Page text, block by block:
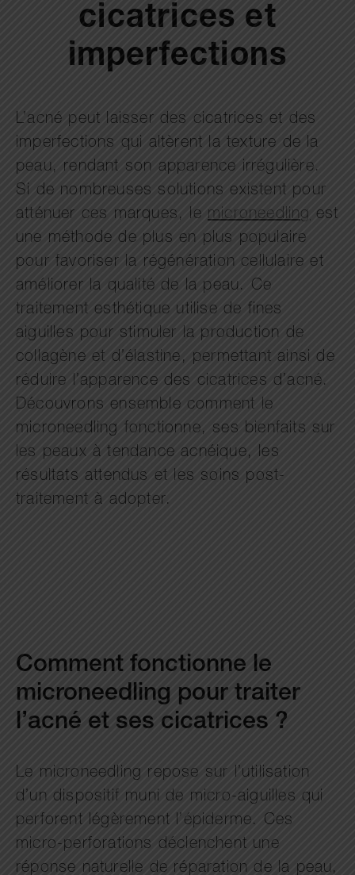
cicatrices et
imperfections
L’acné peut laisser des cicatrices et des
imperfections qui altèrent la texture de la
peau, rendant son apparence irrégulière.
Si de nombreuses solutions existent pour
atténuer ces marques, le microneedlingest
une méthode de plus en plus populaire
pour favoriser la régénération cellulaire et
améliorer la qualité de la peau. Ce
traitement esthétique utilise de fines
aiguilles pour stimuler la production de
collagène et d’élastine, permettant ainsi de
réduire l’apparence des cicatrices d’acné.
Découvrons ensemble comment le
microneedling fonctionne, ses bienfaits sur
les peaux à tendance acnéique, les
résultats attendus et les soins post-
traitement à adopter.
Comment fonctionne le
microneedling pour traiter
l’acné et ses cicatrices ?
Le microneedling repose sur l’utilisation
d’un dispositif muni de micro-aiguilles qui
perforent légèrement l’épiderme. Ces
micro-perforations déclenchent une
réponse naturelle de réparation de la peau,